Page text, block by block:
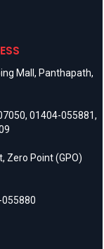
Mall, Panthapath,
, 01404-055881,
Zero Point (GPO)